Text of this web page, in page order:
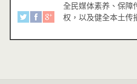
全民媒体素养、保障
权，以及健全本土传